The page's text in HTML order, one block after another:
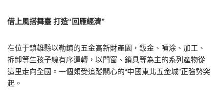
借上風搭舞臺 打造“回雁經濟”
在位于鎮雄縣以勒鎮的五金高新財產園，鈑金、噴涂、加工、
拆卸等生孩子線有序運轉，以門窗、鎖具等為主的系列產物從
這里走向全國。一個頗受追蹤關心的“中國東北五金城”正強勢突
起。